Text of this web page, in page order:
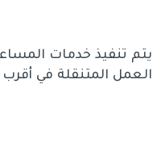
يتم تنفيذ خدمات
العمل المتنقلة في